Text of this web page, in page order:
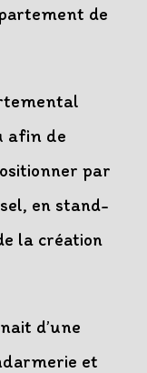
de
afin de
par
en stand-
la création
d’une
et